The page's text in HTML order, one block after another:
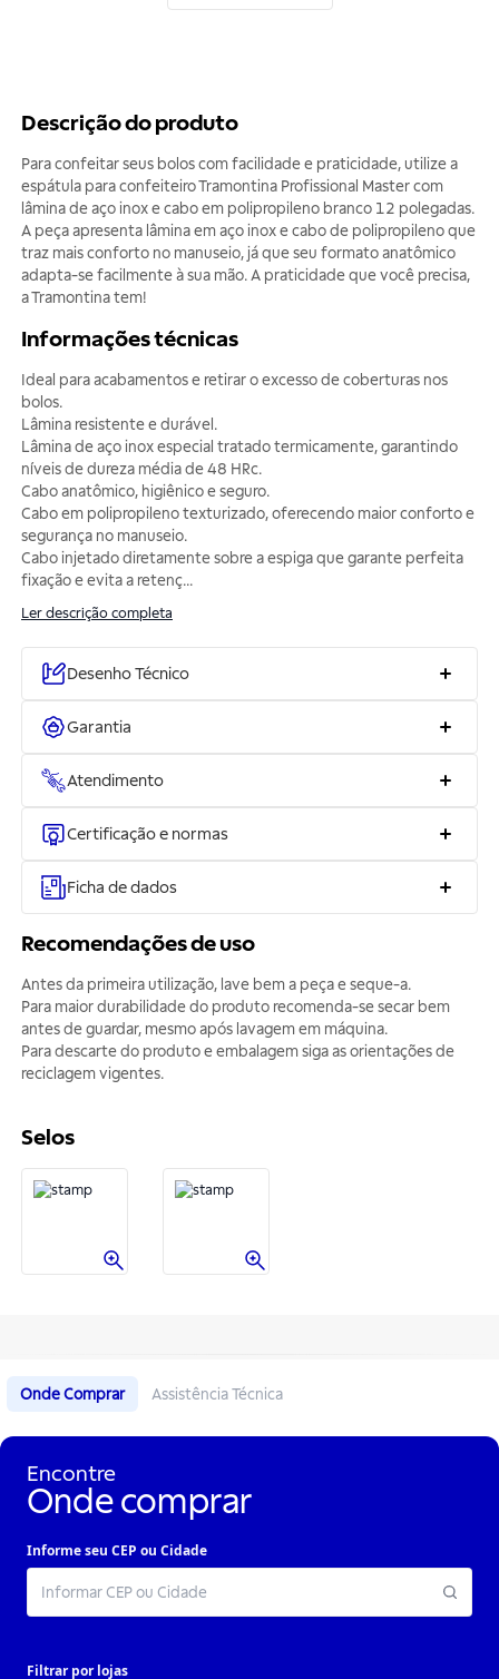
Descrição do produto
Para confeitar seus bolos com facilidade e praticidade, utilize a
espátula para confeiteiro Tramontina Profissional Master com
lâmina de aço inox e cabo em polipropileno branco 12 polegadas.
A peça apresenta lâmina em aço inox e cabo de polipropileno que
traz mais conforto no manuseio, já que seu formato anatômico
adapta-se facilmente à sua mão. A praticidade que você precisa,
a Tramontina tem!
Informações técnicas
Ideal para acabamentos e retirar o excesso de coberturas nos
bolos.
Lâmina resistente e durável.
Lâmina de aço inox especial tratado termicamente, garantindo
níveis de dureza média de 48 HRc.
Cabo anatômico, higiênico e seguro.
Cabo em polipropileno texturizado, oferecendo maior conforto e
segurança no manuseio.
Cabo injetado diretamente sobre a espiga que garante perfeita
fixação e evita a retenç...
Ler descrição completa
Desenho Técnico
Garantia
Atendimento
Certificação e normas
Ficha de dados
Recomendações de uso
Antes da primeira utilização, lave bem a peça e seque-a.
Para maior durabilidade do produto recomenda-se secar bem
antes de guardar, mesmo após lavagem em máquina.
Para descarte do produto e embalagem siga as orientações de
reciclagem vigentes.
Selos
Onde Comprar Assistência Técnica
Encontre
Onde comprar
Informe seu CEP ou Cidade
Filtrar por lojas